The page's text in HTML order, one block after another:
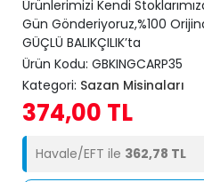
Ürünlerimizi Kendi
Gün Gönderiyoruz,%100
GÜÇLÜ BALIKÇILIK’ta
Ürün Kodu: GBKINGCARP35
Kategori: Sazan Misinaları
374,00 TL
Havale/EFT ile 362,78 TL